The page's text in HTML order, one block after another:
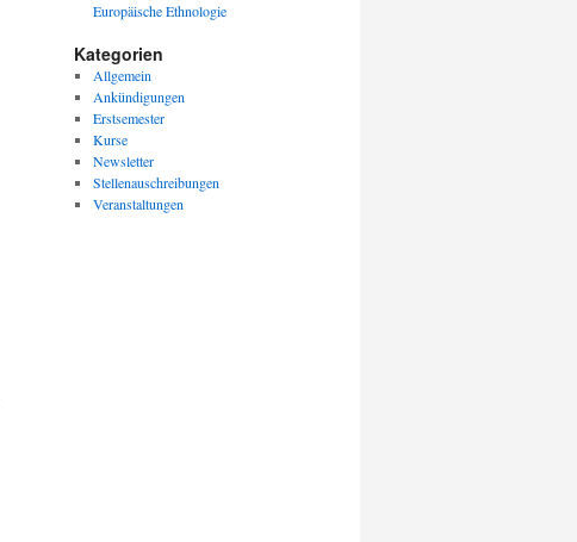
Europäische Ethnologie
Kategorien
Allgemein
Ankündigungen
Erstsemester
Kurse
Newsletter
Stellenauschreibungen
Veranstaltungen